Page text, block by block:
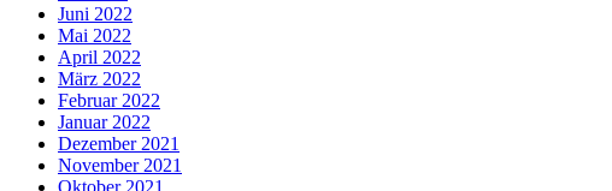
Juni 2022
Mai 2022
April 2022
März 2022
Februar 2022
Januar 2022
Dezember 2021
November 2021
Oktober 2021